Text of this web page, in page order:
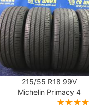
215/55 R18 99V
Michelin Primacy 4